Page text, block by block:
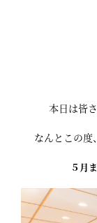
本日は皆
なんとこの度
５月